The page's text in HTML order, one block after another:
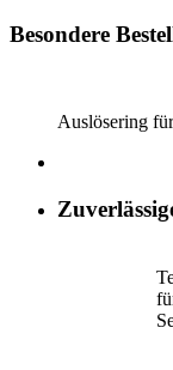
Besondere
Auslösering